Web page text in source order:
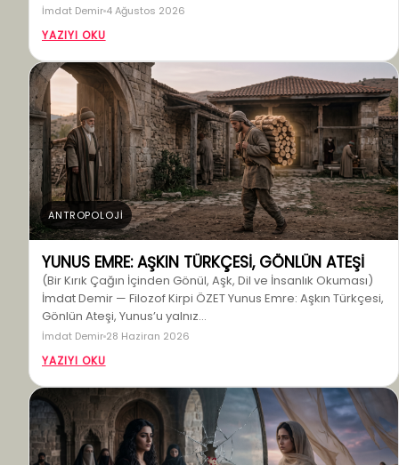
İmdat Demir 4 Ağustos 2026
YAZIYI OKU
ANTROPOLOJİ
YUNUS EMRE: AŞKIN TÜRKÇESİ, GÖNLÜN ATEŞİ
(Bir Kırık Çağın İçinden Gönül, Aşk, Dil ve İnsanlık Okuması)
İmdat Demir — Filozof Kirpi ÖZET Yunus Emre: Aşkın Türkçesi,
Gönlün Ateşi, Yunus’u yalnız…
İmdat Demir 28 Haziran 2026
YAZIYI OKU